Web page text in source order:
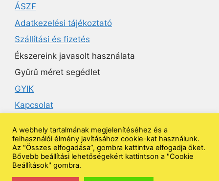
ÁSZF
Adatkezelési tájékoztató
Szállítási és fizetés
Ékszereink javasolt használata
Gyűrű méret segédlet
GYIK
Kapcsolat
Ékszeruniverzum
Kövess minket
A webhely tartalmának megjelenítéséhez és a
felhasználói élmény javításához cookie-kat használunk.
Az “Összes elfogadása”, gombra kattintva elfogadja őket.
Bővebb beállítási lehetőségekért kattintson a "Cookie
Beállítások" gombra.